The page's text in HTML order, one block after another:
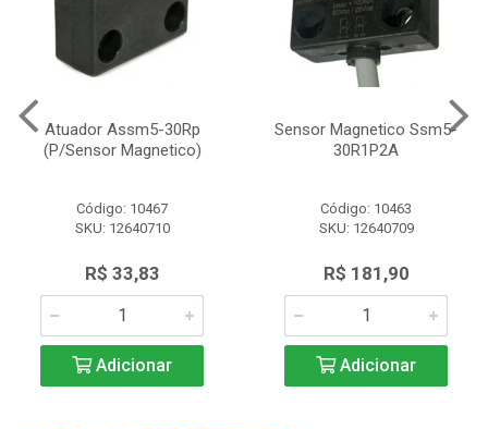
Atuador Assm5-30Rp
(P/Sensor Magnetico)
Código: 10467
SKU: 12640710
R$ 33,83
Adicionar
Sensor Magnetico Ssm5-
30R1P2A
Código: 10463
SKU: 12640709
R$ 181,90
Adicionar